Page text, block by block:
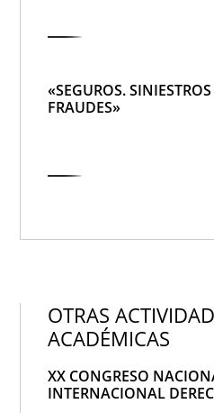
«SEGUROS.
FRAUDES»
OTRAS
ACADÉMICAS
XX CONGRESO
INTERNACIONAL